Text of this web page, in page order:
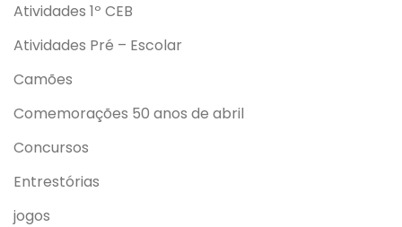
Atividades 1º CEB
Atividades Pré – Escolar
Camões
Comemorações 50 anos de abril
Concursos
Entrestórias
jogos